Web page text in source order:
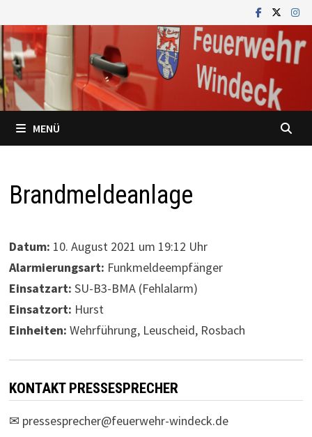
Inhalt
springen
MENÜ
Brandmeldeanlage
Datum: 10. August 2021 um 19:12 Uhr
Alarmierungsart: Funkmeldeempfänger
Einsatzart: SU-B3-BMA (Fehlalarm)
Einsatzort: Hurst
Einheiten: Wehrführung, Leuscheid, Rosbach
KONTAKT PRESSESPRECHER
✉ pressesprecher@feuerwehr-windeck.de